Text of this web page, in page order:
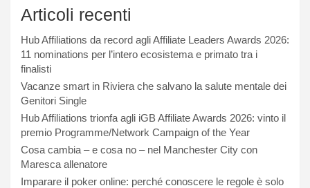
Articoli recenti
Hub Affiliations da record agli Affiliate Leaders Awards 2026:
11 nominations per l’intero ecosistema e primato tra i
finalisti
Vacanze smart in Riviera che salvano la salute mentale dei
Genitori Single
Hub Affiliations trionfa agli iGB Affiliate Awards 2026: vinto il
premio Programme/Network Campaign of the Year
Cosa cambia – e cosa no – nel Manchester City con
Maresca allenatore
Imparare il poker online: perché conoscere le regole è solo